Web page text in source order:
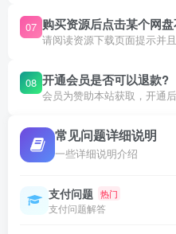
07 购买资源后点击某个网
请阅读资源下载页面提示并
08 开通会员是否可以退款?
会员为赞助本站获取，开通后
常见问题详细说明
一些详细说明介绍
支付问题 热门
支付问题解答